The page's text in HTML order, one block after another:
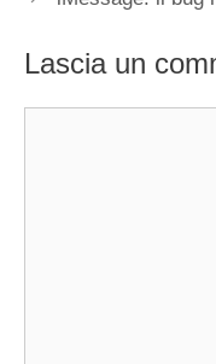
Lascia un